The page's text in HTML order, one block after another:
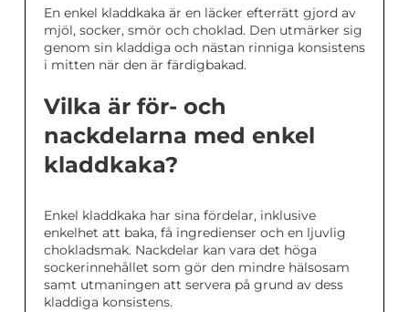
En enkel kladdkaka är en läcker efterrätt gjord av
mjöl, socker, smör och choklad. Den utmärker sig
genom sin kladdiga och nästan rinniga konsistens
i mitten när den är färdigbakad.
Vilka är för- och
nackdelarna med enkel
kladdkaka?
Enkel kladdkaka har sina fördelar, inklusive
enkelhet att baka, få ingredienser och en ljuvlig
chokladsmak. Nackdelar kan vara det höga
sockerinnehållet som gör den mindre hälsosam
samt utmaningen att servera på grund av dess
kladdiga konsistens.